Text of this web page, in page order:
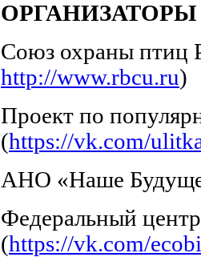
ОРГАНИЗАТОРЫ
Союз охраны птиц
http://www.rbcu.ru)
Проект по
(https://vk.com/
АНО «Наше
Федеральный
(https://vk.com/